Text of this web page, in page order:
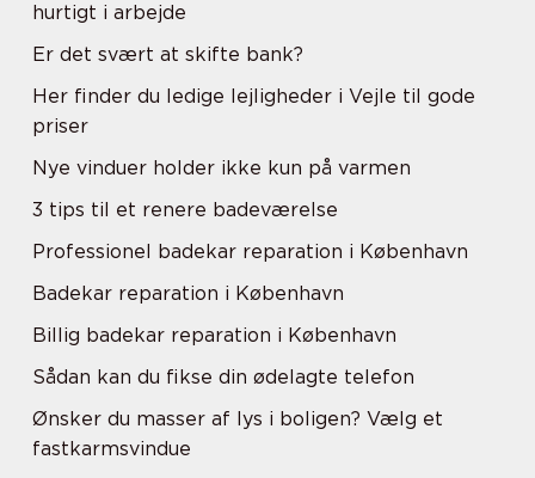
hurtigt i arbejde
Er det svært at skifte bank?
Her finder du ledige lejligheder i Vejle til gode
priser
Nye vinduer holder ikke kun på varmen
3 tips til et renere badeværelse
Professionel badekar reparation i København
Badekar reparation i København
Billig badekar reparation i København
Sådan kan du fikse din ødelagte telefon
Ønsker du masser af lys i boligen? Vælg et
fastkarmsvindue